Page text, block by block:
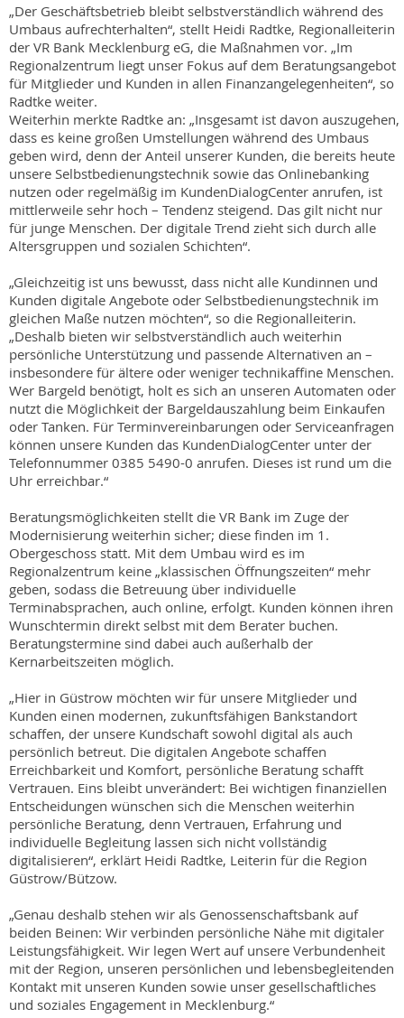
„Der Geschäftsbetrieb bleibt selbstverständlich während des
Umbaus aufrechterhalten“, stellt Heidi Radtke, Regionalleiterin
der VR Bank Mecklenburg eG, die Maßnahmen vor. „Im
Regionalzentrum liegt unser Fokus auf dem Beratungsangebot
für Mitglieder und Kunden in allen Finanzangelegenheiten“, so
Radtke weiter.
Weiterhin merkte Radtke an: „Insgesamt ist davon auszugehen,
dass es keine großen Umstellungen während des Umbaus
geben wird, denn der Anteil unserer Kunden, die bereits heute
unsere Selbstbedienungstechnik sowie das Onlinebanking
nutzen oder regelmäßig im KundenDialogCenter anrufen, ist
mittlerweile sehr hoch – Tendenz steigend. Das gilt nicht nur
für junge Menschen. Der digitale Trend zieht sich durch alle
Altersgruppen und sozialen Schichten“.
„Gleichzeitig ist uns bewusst, dass nicht alle Kundinnen und
Kunden digitale Angebote oder Selbstbedienungstechnik im
gleichen Maße nutzen möchten“, so die Regionalleiterin.
„Deshalb bieten wir selbstverständlich auch weiterhin
persönliche Unterstützung und passende Alternativen an –
insbesondere für ältere oder weniger technikaffine Menschen.
Wer Bargeld benötigt, holt es sich an unseren Automaten oder
nutzt die Möglichkeit der Bargeldauszahlung beim Einkaufen
oder Tanken. Für Terminvereinbarungen oder Serviceanfragen
können unsere Kunden das KundenDialogCenter unter der
Telefonnummer 0385 5490-0 anrufen. Dieses ist rund um die
Uhr erreichbar.“
Beratungsmöglichkeiten stellt die VR Bank im Zuge der
Modernisierung weiterhin sicher; diese finden im 1.
Obergeschoss statt. Mit dem Umbau wird es im
Regionalzentrum keine „klassischen Öffnungszeiten“ mehr
geben, sodass die Betreuung über individuelle
Terminabsprachen, auch online, erfolgt. Kunden können ihren
Wunschtermin direkt selbst mit dem Berater buchen.
Beratungstermine sind dabei auch außerhalb der
Kernarbeitszeiten möglich.
„Hier in Güstrow möchten wir für unsere Mitglieder und
Kunden einen modernen, zukunftsfähigen Bankstandort
schaffen, der unsere Kundschaft sowohl digital als auch
persönlich betreut. Die digitalen Angebote schaffen
Erreichbarkeit und Komfort, persönliche Beratung schafft
Vertrauen. Eins bleibt unverändert: Bei wichtigen finanziellen
Entscheidungen wünschen sich die Menschen weiterhin
persönliche Beratung, denn Vertrauen, Erfahrung und
individuelle Begleitung lassen sich nicht vollständig
digitalisieren“, erklärt Heidi Radtke, Leiterin für die Region
Güstrow/Bützow.
„Genau deshalb stehen wir als Genossenschaftsbank auf
beiden Beinen: Wir verbinden persönliche Nähe mit digitaler
Leistungsfähigkeit. Wir legen Wert auf unsere Verbundenheit
mit der Region, unseren persönlichen und lebensbegleitenden
Kontakt mit unseren Kunden sowie unser gesellschaftliches
und soziales Engagement in Mecklenburg.“